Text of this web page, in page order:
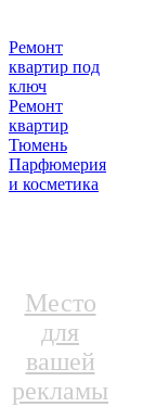
Ремонт
квартир под
ключ
Ремонт
квартир
Тюмень
Парфюмерия
и косметика
Место
для
вашей
рекламы